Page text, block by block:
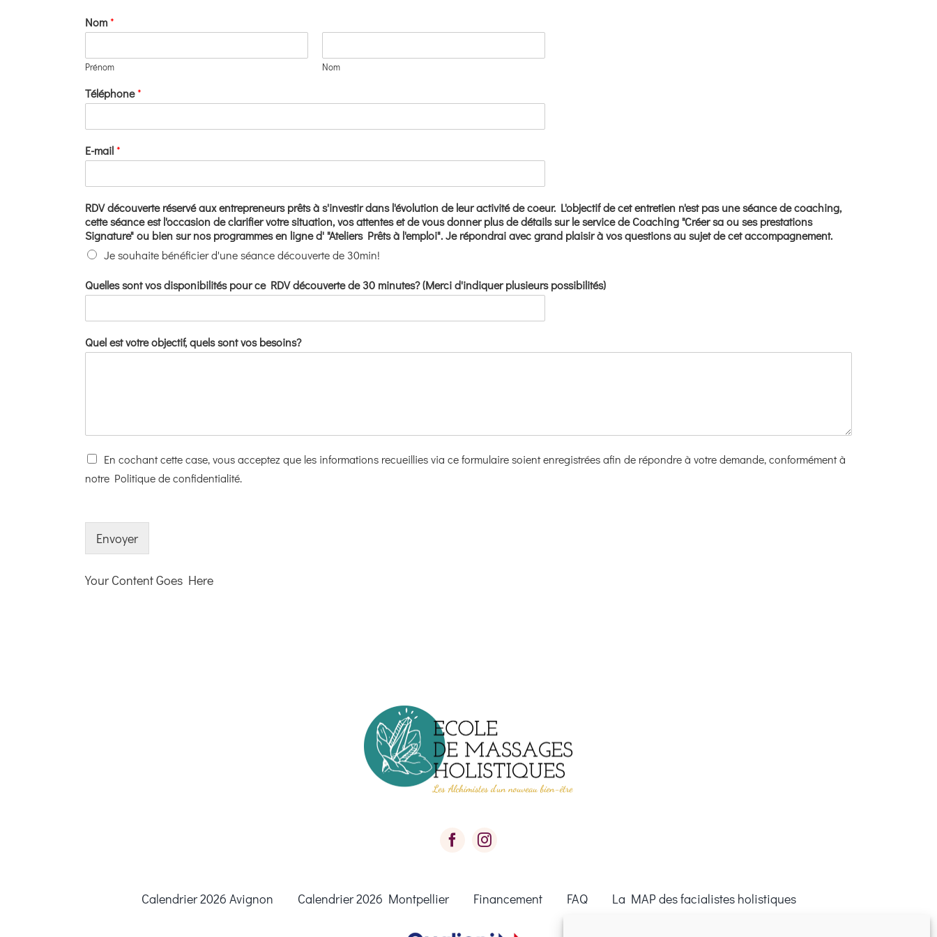
Nom*
Prénom Nom
Téléphone*
E-mail*
RDV découverte réservé aux entrepreneurs prêts à s'investir dans l'évolution de leur activité de coeur. L'objectif de cet entretien n'est pas une séance de coaching,
cette séance est l'occasion de clarifier votre situation, vos attentes et de vous donner plus de détails sur le service de Coaching "Créer sa ou ses prestations
Signature" ou bien sur nos programmes en ligne d' "Ateliers Prêts à l'emploi". Je répondrai avec grand plaisir à vos questions au sujet de cet accompagnement.
Je souhaite bénéficier d'une séance découverte de 30min!
Quelles sont vos disponibilités pour ce RDV découverte de 30 minutes? (Merci d'indiquer plusieurs possibilités)
Quel est votre objectif, quels sont vos besoins?
En cochant cette case, vous acceptez que les informations recueillies via ce formulaire soient enregistrées afin de répondre à votre demande, conformément à
notre Politique de confidentialité.
Envoyer
Your Content Goes Here
Calendrier 2026 Avignon Calendrier 2026 Montpellier Financement FAQ La MAP des facialistes holistiques